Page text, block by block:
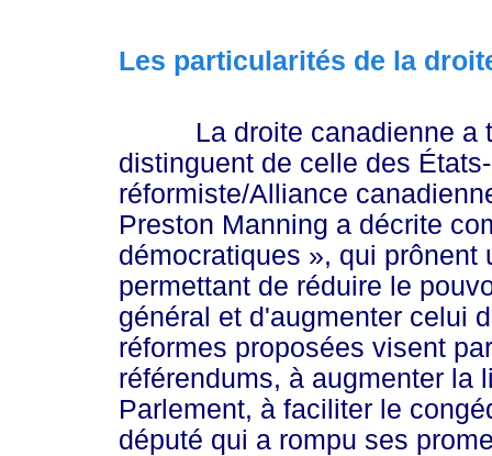
Les particularités de la
La droite canadienne a
distinguent de celle des
réformiste/Alliance
Preston Manning a décrite
démocratiques », qui prônent
permettant de réduire le
général et d'augmenter celui
réformes proposées visent
référendums, à augmenter la
Parlement, à faciliter le
député qui a rompu ses